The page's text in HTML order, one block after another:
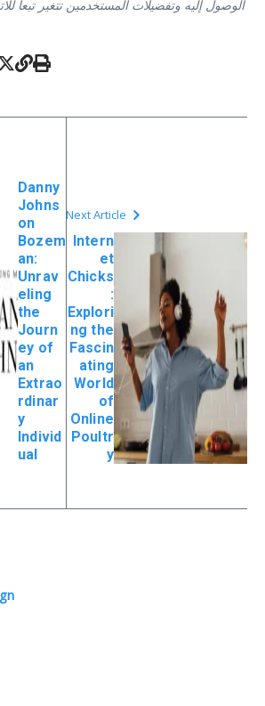
الوصول إليه وتفضيلات المستخدمين تتغير تبعاً
Danny
Johns
on
Bozem
an:
Unrav
eling
the
Journ
ey of
an
Extrao
rdinar
y
Individ
ual
Next Article
Intern
et
Chicks
:
Explori
ng the
Fascin
ating
World
of
Online
Poultr
y